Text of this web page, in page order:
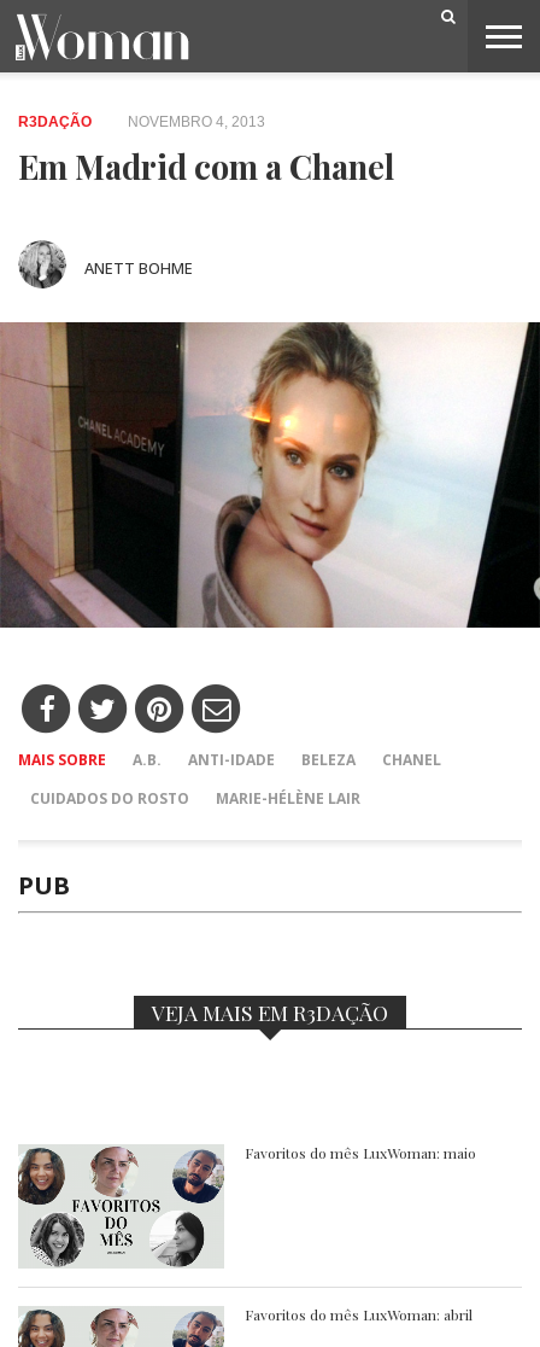
BELEZA
CAPA
LIFESTYLE
MODA
OPINIÃO
PESSOAS
SOCIEDADE
VIDEOS
R3DAÇÃO NOVEMBRO 4, 2013
Em Madrid com a Chanel
ANETT BOHME
MAIS SOBRE A.B. ANTI-IDADE BELEZA
CHANEL
CUIDADOS DO ROSTO
MARIE-HÉLÈNE LAIR
PUB
VEJA MAIS EM R3DAÇÃO
Favoritos do mês LuxWoman: maio
Favoritos do mês LuxWoman: abril